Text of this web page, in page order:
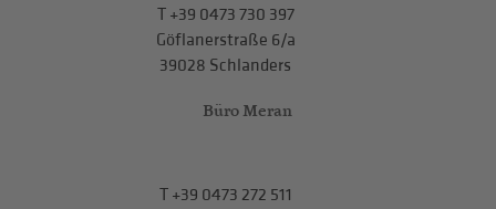
T+39 0473 730 397
Göflanerstraße 6/a
39028 Schlanders
Büro Meran
T+39 0473 272 511